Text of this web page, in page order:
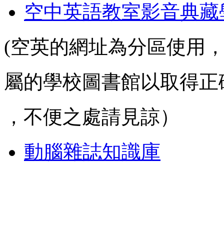
空中英語教室影音典
(空英的網址為分區使用
屬的學校圖書館以取得
，不便之處請見諒）
動腦雜誌知識庫